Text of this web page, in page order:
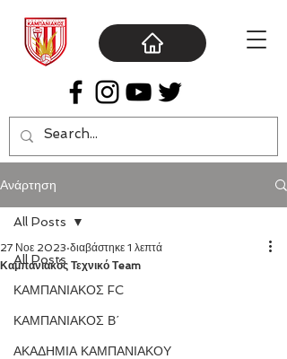
Ανάρτηση
All Posts
ΚΑΜΠΑΝΙΑΚΟΣ FC
ΚΑΜΠΑΝΙΑΚΟΣ Β΄
ΑΚΑΔΗΜΙΑ ΚΑΜΠΑΝΙΑΚΟΥ
All Posts
Καμπανιακός Τεχνικό Τeam
27 Νοε 2023 διαβάστηκε 1 λεπτά